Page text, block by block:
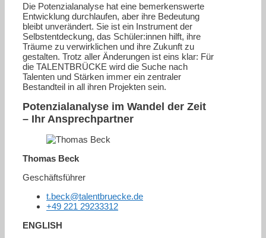
Die Potenzialanalyse hat eine bemerkenswerte
Entwicklung durchlaufen, aber ihre Bedeutung
bleibt unverändert. Sie ist ein Instrument der
Selbstentdeckung, das Schüler:innen hilft, ihre
Träume zu verwirklichen und ihre Zukunft zu
gestalten. Trotz aller Änderungen ist eins klar: Für
die TALENTBRÜCKE wird die Suche nach
Talenten und Stärken immer ein zentraler
Bestandteil in all ihren Projekten sein.
Potenzialanalyse im Wandel der Zeit
– Ihr Ansprechpartner
Thomas Beck
Geschäftsführer
t.beck@talentbruecke.de
+49 221 29233312
ENGLISH